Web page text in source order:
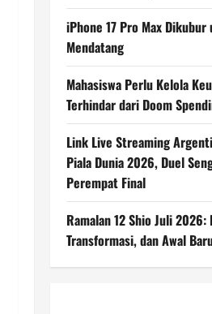
iPhone 17 Pro Max
Mendatang
Mahasiswa Perlu Kelola
Terhindar dari Doom
Link Live Streaming
Piala Dunia 2026, Duel
Perempat Final
Ramalan 12 Shio Juli
Transformasi, dan Awal